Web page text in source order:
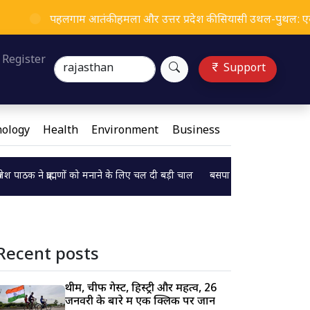
पहलगाम आतंकी हमला और उत्तर प्रदेश की सियासी उथल-पुथल: एक पोस्टर
Register
Support
Health Environment Business
ब्राह्मणों को मनाने के लिए चल दी बड़ी चाल Loading...
बसपा सुप्रीमो मायावती का बड़ा
posts
थीम, चीफ गेस्ट, हिस्ट्री और महत्व, 26
जनवरी के बारे में एक क्लिक पर जानें